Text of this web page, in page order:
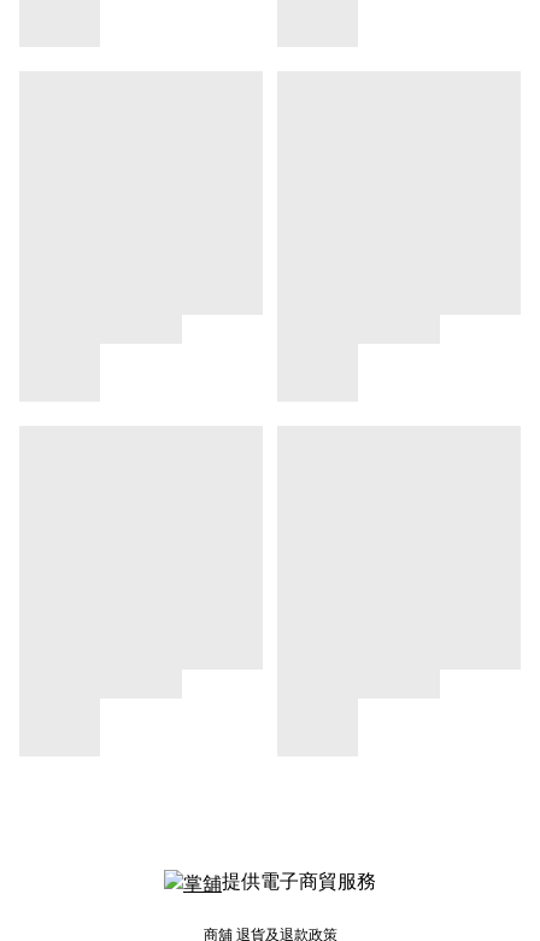
提供電子商貿服務
商舖 退貨及退款政策